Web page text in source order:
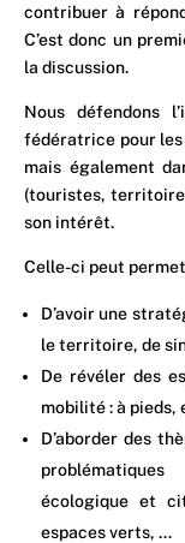
contribuer à
C’est donc un
la discussion.
Nous défendons
fédératrice pour
mais également
(touristes,
son intérêt.
Celle-ci peut
D’avoir une
le territoire, de
De révéler des
mobilité : à pieds,
D’aborder des
écologique et
espaces verts, …